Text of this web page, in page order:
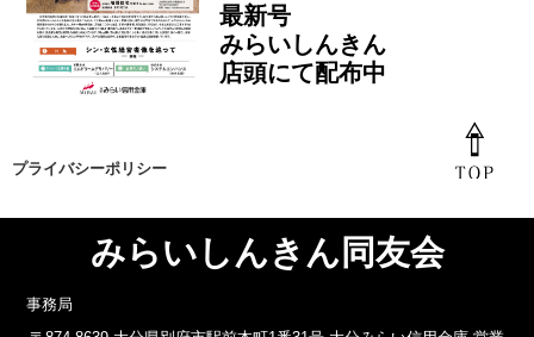
最新号
みらいしんきん
店頭にて配布中
プライバシーポリシー
みらいしんきん同友会
事務局